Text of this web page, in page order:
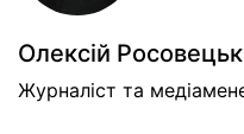
Олексiй
Журналіст та